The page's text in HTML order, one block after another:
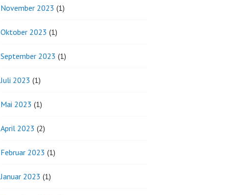
November 2023 (1)
Oktober 2023 (1)
September 2023 (1)
Juli 2023 (1)
Mai 2023 (1)
April 2023 (2)
Februar 2023 (1)
Januar 2023 (1)